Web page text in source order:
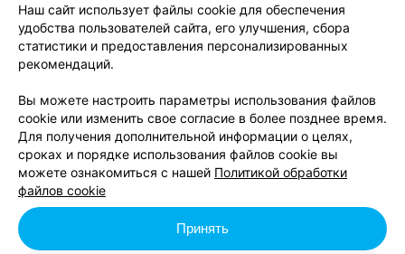
Согласен опубликовать отзыв. Подробнее обусловиях
обработки персональных данныхимеханизме реализации
прав
Добавить отзыв
Наш сайт использует файлы cookie для обеспечения
удобства пользователей сайта, его улучшения, сбора
статистики и предоставления персонализированных
рекомендаций.
Вы можете настроить параметры использования файлов
cookie или изменить свое согласие в более позднее время.
Для получения дополнительной информации о целях,
сроках и порядке использования файлов cookie вы
можете ознакомиться с нашей Политикой обработки
файлов cookie
Принять